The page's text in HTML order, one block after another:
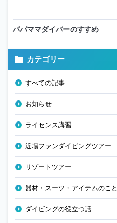
パパママダイバーのすすめ
カテゴリー
すべての記事
お知らせ
ライセンス講習
近場ファンダイビングツアー
リゾートツアー
器材・スーツ・アイテムのこと
ダイビングの役立つ話